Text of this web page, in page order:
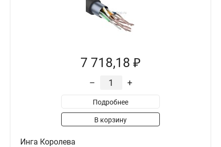
7 718,18 ₽
– +
Подробнее
В корзину
Инга Королева